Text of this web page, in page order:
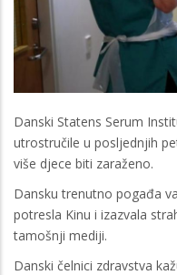
Danski Statens Serum
utrostručile u posljednjih
više djece biti zaraženo.
Dansku trenutno pogađa
potresla Kinu i izazvala
tamošnji mediji.
Danski čelnici zdravstva